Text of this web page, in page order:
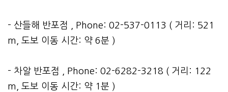
- 산들해 반포점 , Phone: 02-537-0113 ( 거리: 521
m, 도보 이동 시간: 약 6분 )
- 차알 반포점 , Phone: 02-6282-3218 ( 거리: 122
m, 도보 이동 시간: 약 1분 )